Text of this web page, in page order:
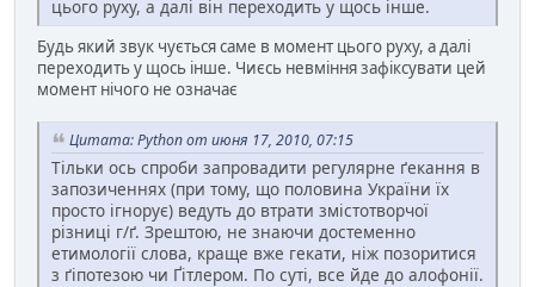
цього руху, а далі він переходить у щось інше.
Будь який звук чується саме в момент цього руху, а далі
переходить у щось інше. Чиєсь невміння зафіксувати цей
момент нічого не означає
Цитата: Python от июня 17, 2010, 07:15
Тільки ось спроби запровадити регулярне ґекання в
запозиченнях (при тому, що половина України їх
просто ігнорує) ведуть до втрати змістотворчої
різниці г/ґ. Зрештою, не знаючи достеменно
етимології слова, краще вже гекати, ніж позоритися
з ґіпотезою чи Ґітлером. По суті, все йде до алофонії.